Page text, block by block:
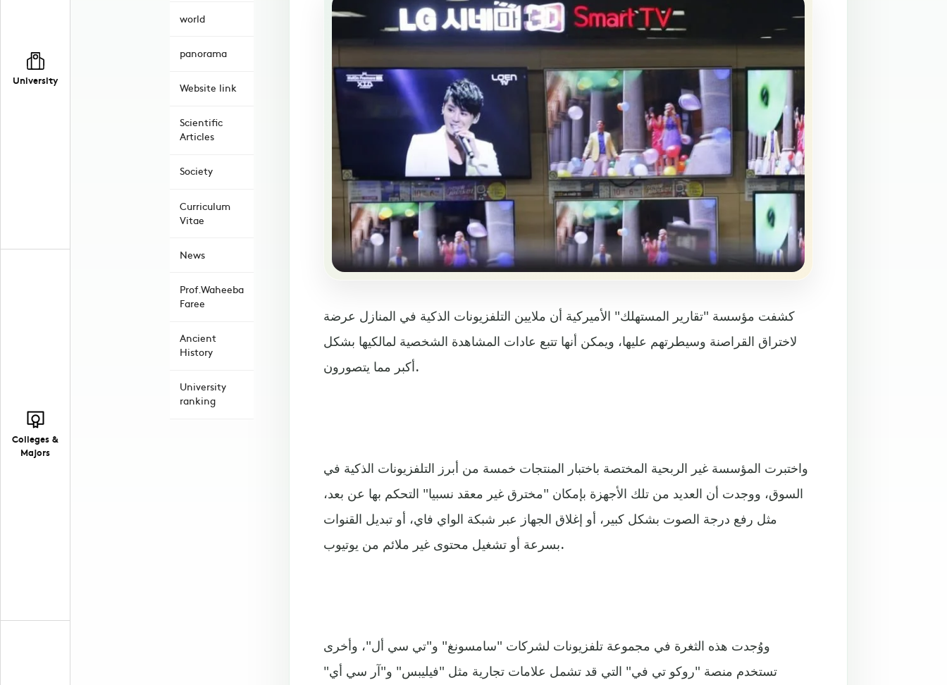
University
Colleges &
Majors
world
panorama
Website link
Scientific
Articles
Society
Curriculum
Vitae
News
Prof.Waheeba
Faree
Ancient
History
University
ranking
كشفت مؤسسة "تقارير المستهلك" الأميركية أن ملايين التلفزيونات الذكية في المنازل عرضة
لاختراق القراصنة وسيطرتهم عليها، ويمكن أنها تتبع عادات المشاهدة الشخصية لمالكيها بشكل
أكبر مما يتصورون.
واختبرت المؤسسة غير الربحية المختصة باختبار المنتجات خمسة من أبرز التلفزيونات الذكية في
السوق، ووجدت أن العديد من تلك الأجهزة بإمكان "مخترق غير معقد نسبيا" التحكم بها عن بعد،
مثل رفع درجة الصوت بشكل كبير، أو إغلاق الجهاز عبر شبكة الواي فاي، أو تبديل القنوات
بسرعة أو تشغيل محتوى غير ملائم من يوتيوب.
ووُجدت هذه الثغرة في مجموعة تلفزيونات لشركات "سامسونغ" و"تي سي أل"، وأخرى
تستخدم منصة "روكو تي في" التي قد تشمل علامات تجارية مثل "فيليبس" و"آر سي أي"